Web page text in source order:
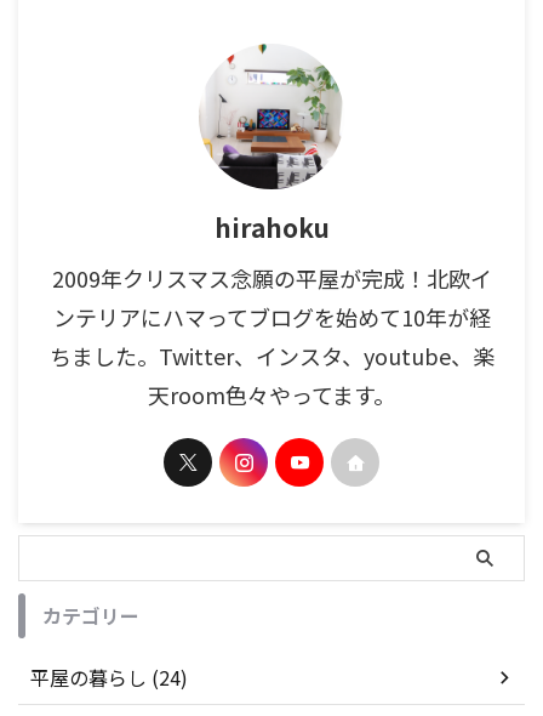
hirahoku
2009年クリスマス念願の平屋が完成！北欧イ
ンテリアにハマってブログを始めて10年が経
ちました。Twitter、インスタ、youtube、楽
天room色々やってます。
カテゴリー
平屋の暮らし (24)